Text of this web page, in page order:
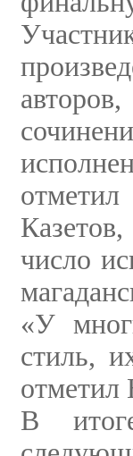
число
«У
стиль,
В